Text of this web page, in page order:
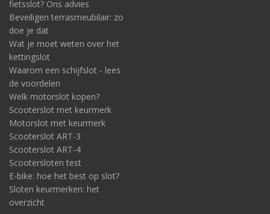
fietsslot? Ons advies
Beveiligen terrasmeubilair: zo
doe je dat
Wat je moet weten over het
kettingslot
Waarom een schijfslot - lees
de voordelen
Welk motorslot kopen?
Scooterslot met keurmerk
Motorslot met keurmerk
Scooterslot ART-3
Scooterslot ART-4
Scootersloten test
E-bike: hoe het best op slot?
Sloten keurmerken: het
overzicht